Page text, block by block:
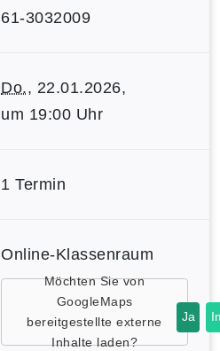
61-3032009
Do., 22.01.2026,
um 19:00 Uhr
1 Termin
Online-Klassenraum
Möchten Sie von
GoogleMaps
bereitgestellte externe
Inhalte laden?
Ja